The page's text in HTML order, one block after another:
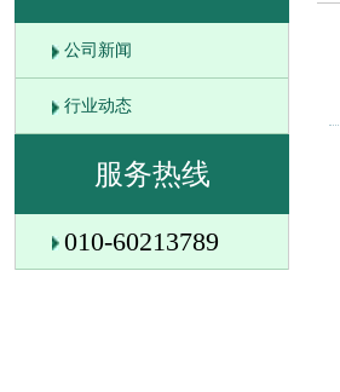
公司新闻
行业动态
服务热线
010-60213789